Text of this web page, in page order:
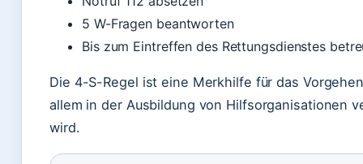
5 W-Fragen beantworten
Bis zum Eintreffen des Rettungsdienstes
Die 4-S-Regel ist eine Merkhilfe für das
allem in der Ausbildung von Hilfsorganisationen
wird.